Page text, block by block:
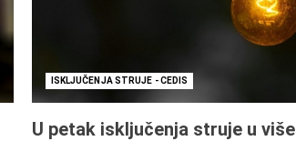
ISKLJUČENJA STRUJE - CEDIS
U petak isključenja struje u više